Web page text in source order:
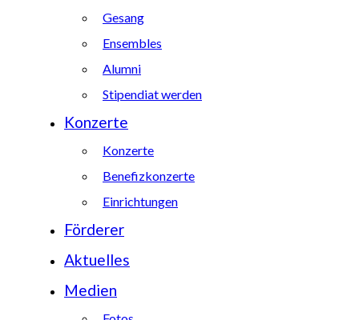
Gesang
Ensembles
Alumni
Stipendiat werden
Konzerte
Konzerte
Benefizkonzerte
Einrichtungen
Förderer
Aktuelles
Medien